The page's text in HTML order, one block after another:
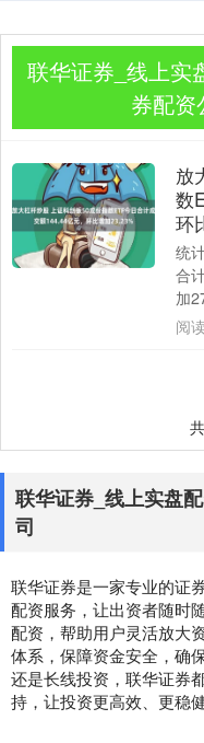
联华证券_线上实
券配资
放
数
环
统
合
加
阅
联华证券_线上实盘
司
联华证券是一家专业的证
配资服务，让出资者随时
配资，帮助用户灵活放大
体系，保障资金安全，确
还是长线投资，联华证券
持，让投资更高效、更稳健